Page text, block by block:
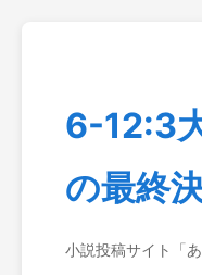
6-12:3
の最終決
小説投稿サイト「